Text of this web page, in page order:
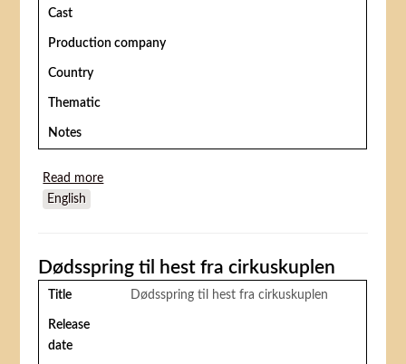
Cast
Production company
Country
Thematic
Notes
Read more
English
Dødsspring til hest fra cirkuskuplen
Title Dødsspring til hest fra cirkuskuplen
Release
date